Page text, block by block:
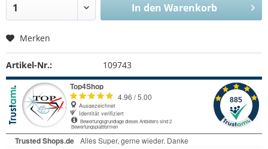
In den Warenkorb
Merken
Artikel-Nr.: 109743